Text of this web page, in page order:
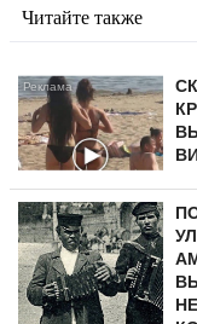
Читайте также